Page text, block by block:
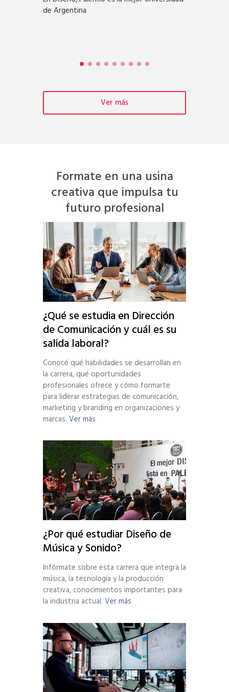
de Argentina
Ver más
Formate en una usina
creativa que impulsa tu
futuro profesional
¿Qué se estudia en Dirección
de Comunicación y cuál es su
salida laboral?
Conocé qué habilidades se desarrollan en
la carrera, qué oportunidades
profesionales ofrece y cómo formarte
para liderar estrategias de comunicación,
marketing y branding en organizaciones y
marcas. Ver más
¿Por qué estudiar Diseño de
Música y Sonido?
Infórmate sobre esta carrera que integra la
música, la tecnología y la producción
creativa, conocimientos importantes para
la industria actual. Ver más